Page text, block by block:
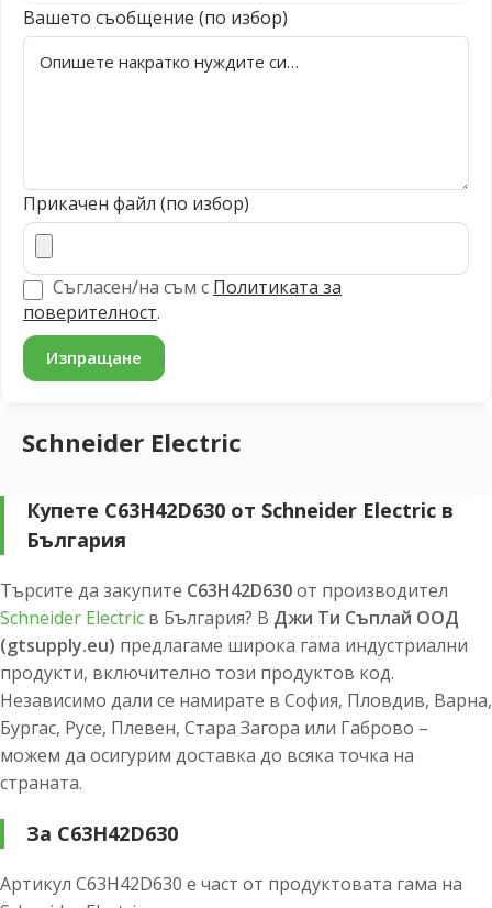
Вашето съобщение (по избор)
Прикачен файл (по избор)
Съгласен/на съм с Политиката за
поверителност.
Schneider Electric
Купете C63H42D630 от Schneider Electric в
България
Търсите да закупите C63H42D630от производител
Schneider Electric в България? В Джи Ти Съплай ООД
(gtsupply.eu) предлагаме широка гама индустриални
продукти, включително този продуктов код.
Независимо дали се намирате в София, Пловдив, Варна,
Бургас, Русе, Плевен, Стара Загора или Габрово –
можем да осигурим доставка до всяка точка на
страната.
За C63H42D630
Артикул C63H42D630 е част от продуктовата гама на